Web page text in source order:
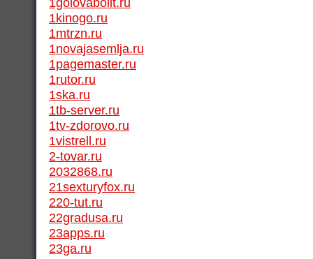
1kinogo.ru
1mtrzn.ru
1novajasemlja.ru
1pagemaster.ru
1rutor.ru
1ska.ru
1tb-server.ru
1tv-zdorovo.ru
1vistrell.ru
2-tovar.ru
2032868.ru
21sexturyfox.ru
220-tut.ru
22gradusa.ru
23apps.ru
23ga.ru